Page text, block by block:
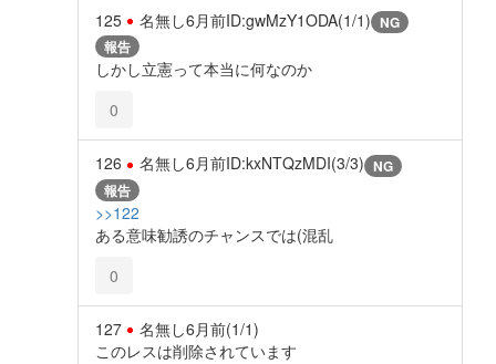
125 名無し6月前ID:gwMzY1ODA(1/1) NG
報告
しかし立憲って本当に何なのか
0
126 名無し6月前ID:kxNTQzMDI(3/3) NG
報告
>>122
ある意味勧誘のチャンスでは(混乱
0
127 名無し6月前(1/1)
このレスは削除されています